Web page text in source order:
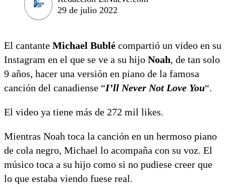
29 de julio 2022
El cantante Michael Bublé compartió un video en su
Instagram en el que se ve a su hijo Noah, de tan solo
9 años, hacer una versión en piano de la famosa
canción del canadiense “I’ll Never Not Love You“.
El video ya tiene más de 272 mil likes.
Mientras Noah toca la canción en un hermoso piano
de cola negro, Michael lo acompaña con su voz. El
músico toca a su hijo como si no pudiese creer que
lo que estaba viendo fuese real.